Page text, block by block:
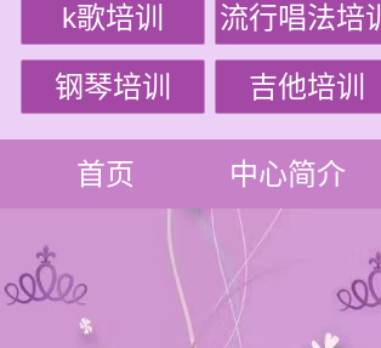
k歌培训 流行唱法培训
钢琴培训 吉他培训
首页 中心简介